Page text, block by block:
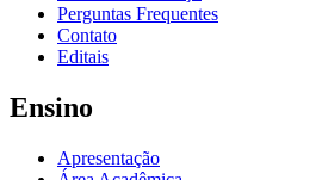
Perguntas Frequentes
Contato
Editais
Ensino
Apresentação